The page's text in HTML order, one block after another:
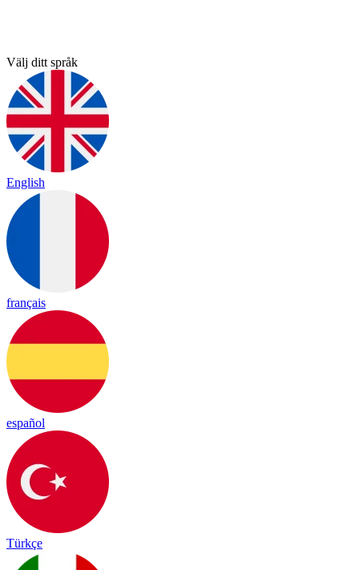
Välj ditt språk
English
français
español
Türkçe